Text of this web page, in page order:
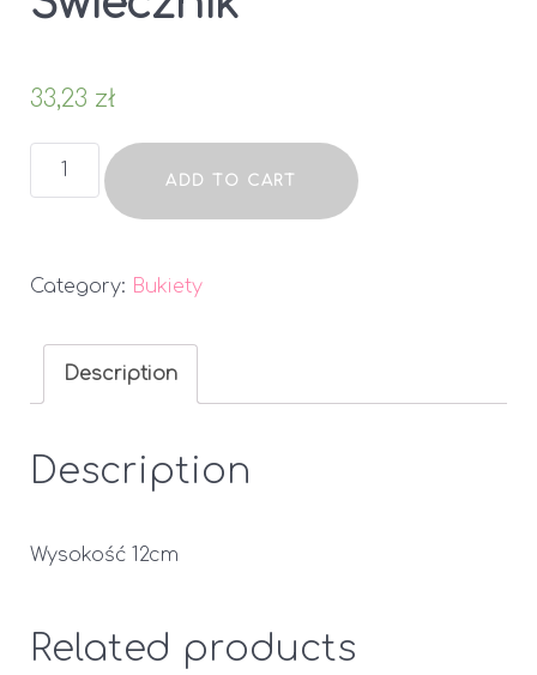
33,23 zł
Świecznik
quantity
ADD TO CART
Category: Bukiety
Description
Description
Wysokość 12cm
Related products